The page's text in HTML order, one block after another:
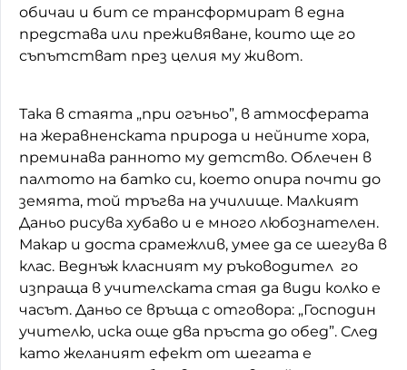
обичаи и бит се трансформират в една
представа или преживяване, които ще го
съпътстват през целия му живот.
Така в стаята „при огъньо”, в атмосферата
на жеравненската природа и нейните хора,
преминава ранното му детство. Облечен в
палтото на батко си, което опира почти до
земята, той тръгва на училище. Малкият
Даньо рисува хубаво и е много любознателен.
Макар и доста срамежлив, умее да се шегува в
клас. Веднъж класният му ръководител го
изпраща в учителската стая да види колко е
часът. Даньо се връща с отговора: „Господин
учителю, иска още два пръста до обед”. След
като желаният ефект от шегата е